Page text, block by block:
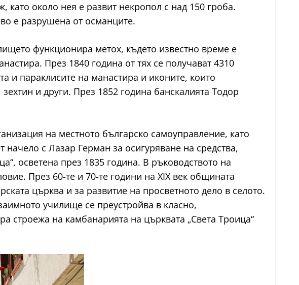
като около нея е развит некропол с над 150 гроба.
е разрушена от османците.
функционира метох, където известно време е
През 1840 година от тях се получават 4310
и параклисите на манастира и иконите, които
и други. През 1852 година банскалията Тодор
на местното българско самоуправление, като
с Лазар Герман за осигуряване на средства,
осветена през 1835 година. В ръководството на
През 60-те и 70-те години на XIX век общината
църква и за развитие на просветното дело в селото.
училище се преустройва в класно,
строежа на камбанарията на църквата „Света Троица“